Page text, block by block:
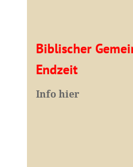
Biblischer
Endzeit
Info hier